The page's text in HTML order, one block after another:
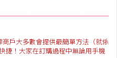
戶大多數會提供最簡單方法（就係
捷！大家在訂購過程中無論用手機